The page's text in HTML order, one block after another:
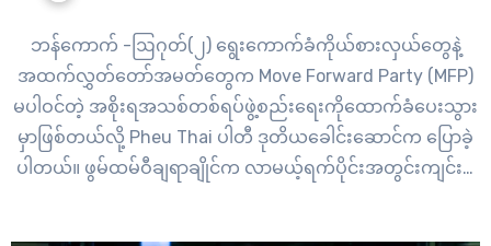
ဘန်ကောက် -ဩဂုတ်(၂) ရွေးကောက်ခံကိုယ်စားလှယ်တွေနဲ့
အထက်လွှတ်တော်အမတ်တွေက Move Forward Party (MFP)
မပါဝင်တဲ့ အစိုးရအသစ်တစ်ရပ်ဖွဲ့စည်းရေးကိုထောက်ခံပေးသွား
မှာဖြစ်တယ်လို့ Pheu Thai ပါတီ ဒုတိယခေါင်းဆောင်က ပြောခဲ့
ပါတယ်။ ဖွမ်ထမ်ဝီချရာချိုင်က လာမယ့်ရက်ပိုင်းအတွင်းကျင်းပ